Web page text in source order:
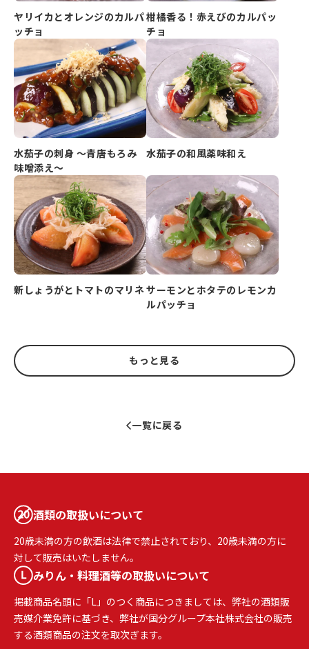
ヤリイカとオレンジのカルパ
ッチョ
柑橘香る！赤えびのカルパッ
チョ
水茄子の刺身 ～青唐もろみ
味噌添え～
水茄子の和風薬味和え
新しょうがとトマトのマリネサーモンとホタテのレモンカ
ルパッチョ
もっと見る
一覧に戻る
酒類の取扱いについて
20歳未満の方の飲酒は法律で禁止されており、20歳未満の方に
対して販売はいたしません。
みりん・料理酒等の取扱いについて
掲載商品名頭に「L」のつく商品につきましては、弊社の酒類販
売媒介業免許に基づき、弊社が国分グループ本社株式会社の販売
する酒類商品の注文を取次ぎます。